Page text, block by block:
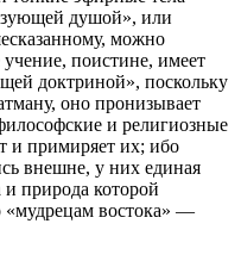
душой», или
можно
учение, поистине, имеет
доктриной», поскольку
оно пронизывает
и религиозные
и примиряет их; ибо
внешне, у них единая
природа которой
«мудрецам востока» —